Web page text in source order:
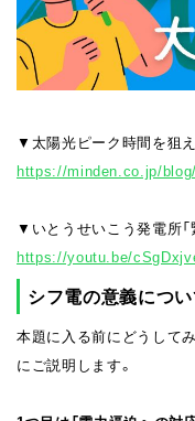
▼太陽光ピーク時間を狙え
https://minden.co.jp/
▼いとうせいこう発電所「
https://youtu.be/
シフ電の意義につ
本題に入る前にどうして
にご説明します。